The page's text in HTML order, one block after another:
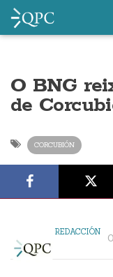
O BNG
de
CORCUBIÓN
REDACCIÓN